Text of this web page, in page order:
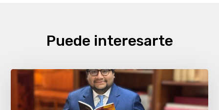
Puede interesarte